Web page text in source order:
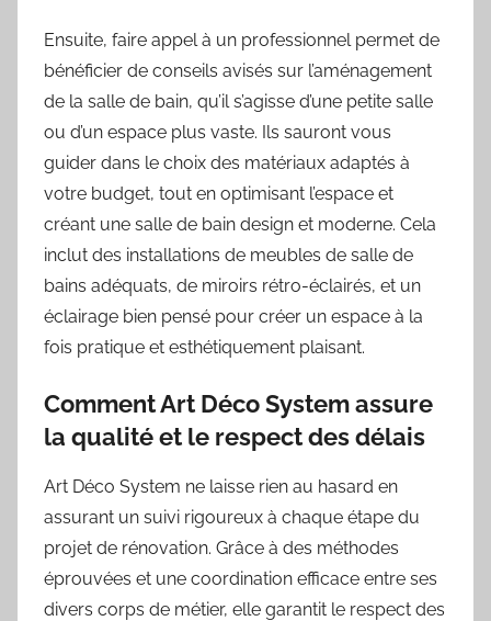
Ensuite, faire appel à un professionnel permet de
bénéficier de conseils avisés sur l’aménagement
de la salle de bain, qu’il s’agisse d’une petite salle
ou d’un espace plus vaste. Ils sauront vous
guider dans le choix des matériaux adaptés à
votre budget, tout en optimisant l’espace et
créant une salle de bain design et moderne. Cela
inclut des installations de meubles de salle de
bains adéquats, de miroirs rétro-éclairés, et un
éclairage bien pensé pour créer un espace à la
fois pratique et esthétiquement plaisant.
Comment Art Déco System assure
la qualité et le respect des délais
Art Déco System ne laisse rien au hasard en
assurant un suivi rigoureux à chaque étape du
projet de rénovation. Grâce à des méthodes
éprouvées et une coordination efficace entre ses
divers corps de métier, elle garantit le respect des